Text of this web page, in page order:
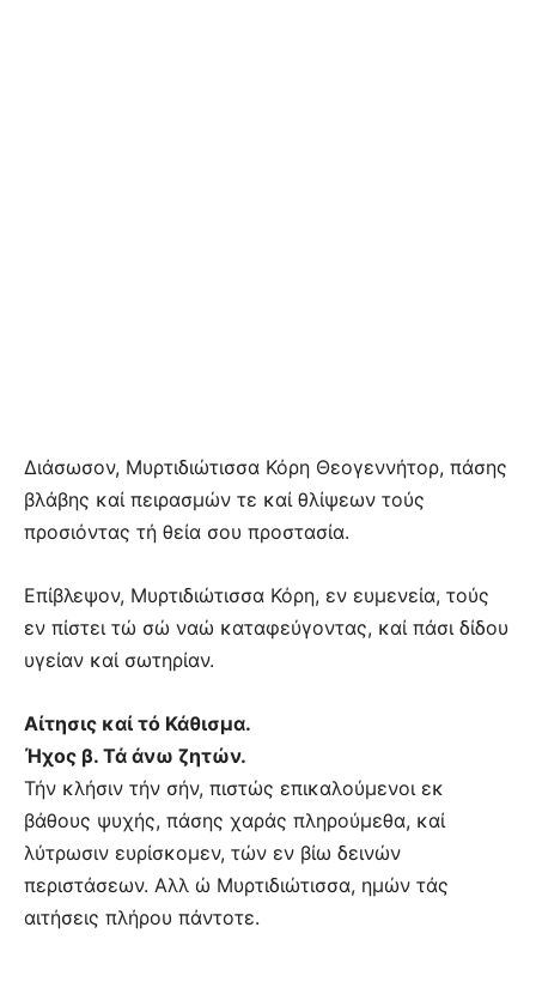
Διάσωσον, Μυρτιδιώτισσα Κόρη Θεογεννήτορ, πάσης
βλάβης καί πειρασμών τε καί θλίψεων τούς
προσιόντας τή θεία σου προστασία.
Επίβλεψον, Μυρτιδιώτισσα Κόρη, εν ευμενεία, τούς
εν πίστει τώ σώ ναώ καταφεύγοντας, καί πάσι δίδου
υγείαν καί σωτηρίαν.
Αίτησις καί τό Κάθισμα.
Ήχος β. Τά άνω ζητών.
Τήν κλήσιν τήν σήν, πιστώς επικαλούμενοι εκ
βάθους ψυχής, πάσης χαράς πληρούμεθα, καί
λύτρωσιν ευρίσκομεν, τών εν βίω δεινών
περιστάσεων. Αλλ ώ Μυρτιδιώτισσα, ημών τάς
αιτήσεις πλήρου πάντοτε.